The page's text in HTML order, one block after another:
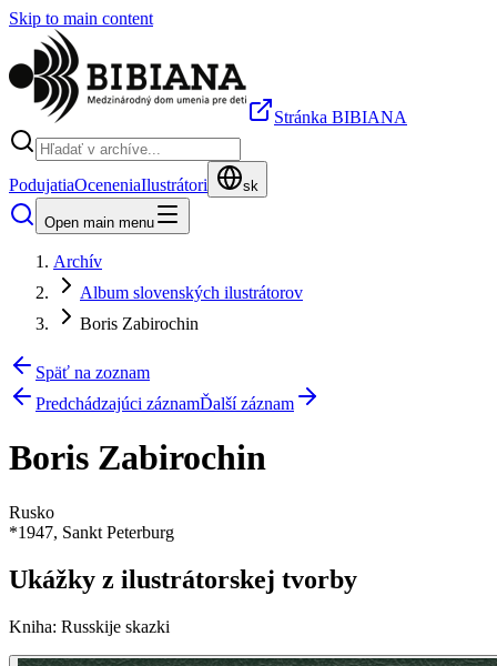
Skip to main content
Stránka BIBIANA
PodujatiaOceneniaIlustrátori sk
Open main menu
Archív
Album slovenských ilustrátorov
Boris Zabirochin
Späť na zoznam
Predchádzajúci záznamĎalší záznam
Boris Zabirochin
Rusko
*1947, Sankt Peterburg
Ukážky z ilustrátorskej tvorby
Kniha: Russkije skazki